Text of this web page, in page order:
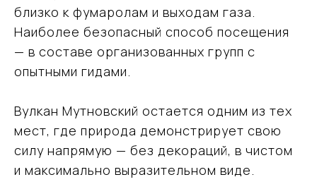
близко к фумаролам и выходам газа.
Наиболее безопасный способ посещения
— в составе организованных групп с
опытными гидами.
Вулкан Мутновский остается одним из тех
мест, где природа демонстрирует свою
силу напрямую — без декораций, в чистом
и максимально выразительном виде.
Навигация
Направления
Подбор туров на Камчатку
Отзывы
Блог
Контакты
Карта сайта
Информация